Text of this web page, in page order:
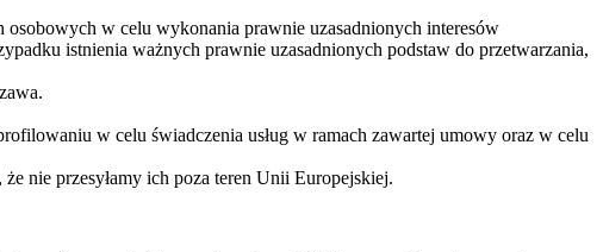
osobowych w celu wykonania prawnie uzasadnionych interesów
istnienia ważnych prawnie uzasadnionych podstaw do przetwarzania,
w celu świadczenia usług w ramach zawartej umowy oraz w celu
nie przesyłamy ich poza teren Unii Europejskiej.